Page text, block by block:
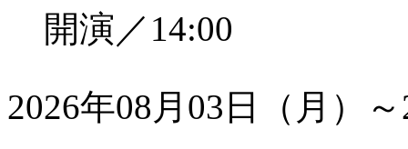
開演／14:00
2026年08月03日（月）